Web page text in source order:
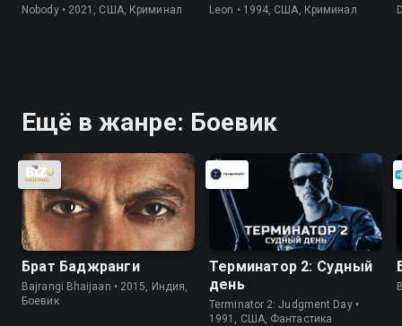
Nobody • 2021, США, Криминал Leon • 1994, США, Криминал
Ещё в жанре: Боевик
Брат Баджранги
Bajrangi Bhaijaan • 2015, Индия,
Боевик
Терминатор 2: Судный
день
Terminator 2: Judgment Day •
1991, США, Фантастика